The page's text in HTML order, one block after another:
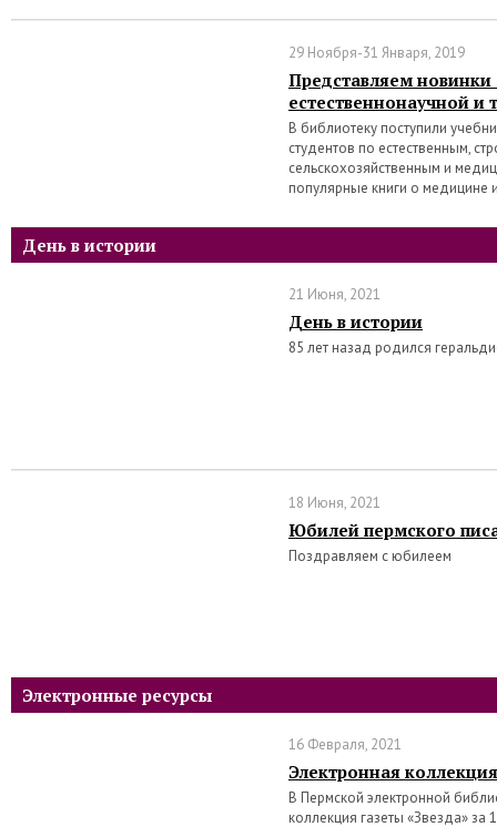
29 Ноября-31 Января, 2019
Представляем новинки
естественнонаучной и
В библиотеку поступили
студентов по естественным,
сельскохозяйственным и
популярные книги о медицине
День в истории
21 Июня, 2021
День в истории
85 лет назад родился
18 Июня, 2021
Юбилей пермского
Поздравляем с юбилеем
Электронные ресурсы
16 Февраля, 2021
Электронная
В Пермской электронной
коллекция газеты «Звезда» за